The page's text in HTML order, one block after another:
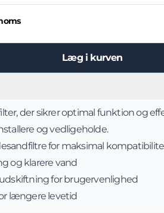
Læg i kurven
der sikrer optimal funktion og
og vedligeholde.
for maksimal
og klarere vand
for brugervenlighed
længere levetid